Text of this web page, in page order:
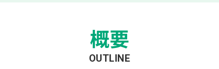
概要
OUTLINE